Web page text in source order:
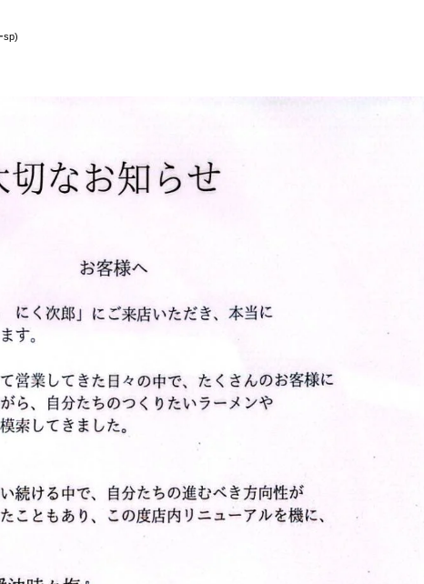
sp)